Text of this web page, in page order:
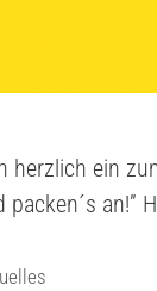
herzlich ein
packen´s